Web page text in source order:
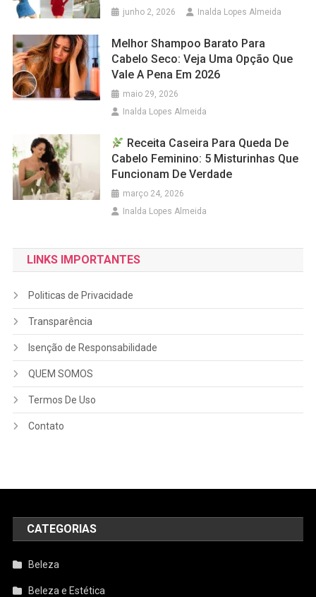
junho 2, 2026 Inalda Lopes Almeida
Melhor Shampoo Barato Para
Cabelo Seco: Veja Uma Opção Que
Vale A Pena Em 2026
maio 29, 2026
Inalda Lopes Almeida
Receita Caseira Para Queda De
Cabelo Feminino: 5 Misturinhas Que
Funcionam De Verdade
março 24, 2026
Inalda Lopes Almeida
LINKS IMPORTANTES
Politicas de Privacidade
Transparência
Isenção de Responsabilidade
QUEM SOMOS
Termos De Uso
Contato
CATEGORIAS
Beleza
Beleza e Estética